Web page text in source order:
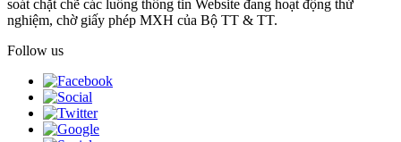
soát chặt chẽ các luồng thông tin Website đang hoạt động thử
nghiệm, chờ giấy phép MXH của Bộ TT & TT.
Follow us